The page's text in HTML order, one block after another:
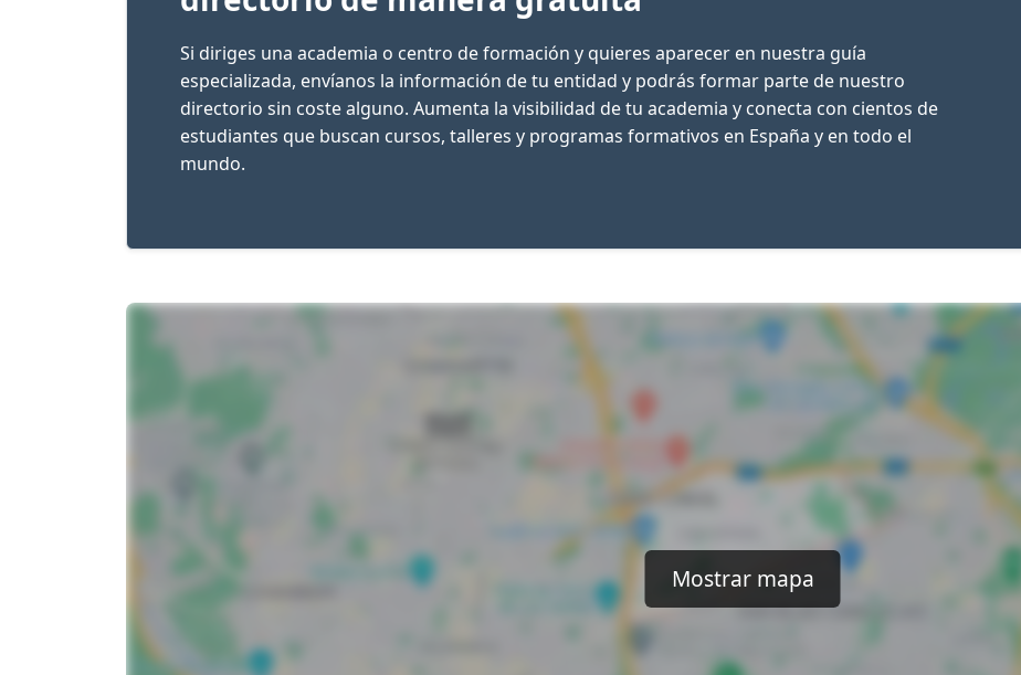
Si diriges una academia o centro de formación y quieres aparecer en nuestra guía
especializada, envíanos la información de tu entidad y podrás formar parte de nuestro
directorio sin coste alguno. Aumenta la visibilidad de tu academia y conecta con cientos de
estudiantes que buscan cursos, talleres y programas formativos en España y en todo el
mundo.
Mostrar mapa